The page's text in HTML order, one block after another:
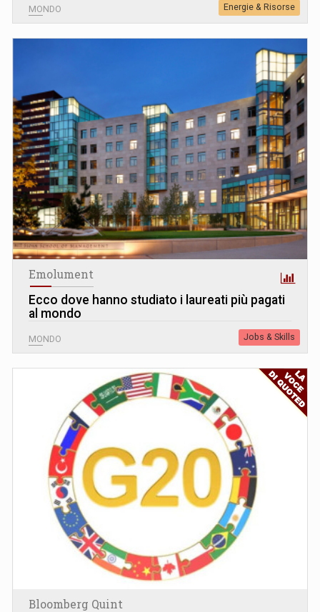
MONDO Energie & Risorse
Emolument
Ecco dove hanno studiato i laureati più pagati
al mondo
MONDO Jobs & Skills
Bloomberg Quint